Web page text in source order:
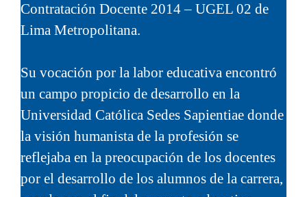
Contratación Docente 2014 – UGEL 02 de
Lima Metropolitana.
Su vocación por la labor educativa encontró
un campo propicio de desarrollo en la
Universidad Católica Sedes Sapientiae donde
la visión humanista de la profesión se
reflejaba en la preocupación de los docentes
por el desarrollo de los alumnos de la carrera,